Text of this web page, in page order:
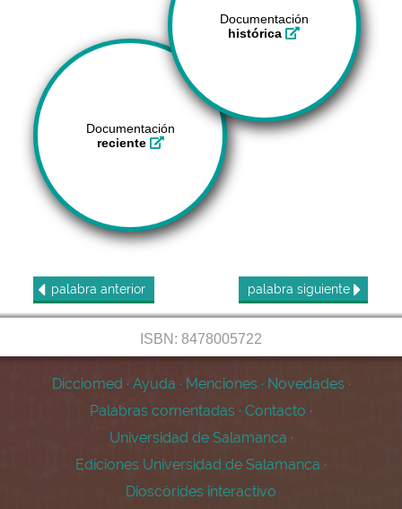
Documentación
histórica
Documentación
reciente
palabra anterior palabra siguiente
ISBN: 8478005722
Dicciomed · Ayuda · Menciones · Novedades ·
Palabras comentadas · Contacto ·
Universidad de Salamanca ·
Ediciones Universidad de Salamanca ·
Dioscórides interactivo